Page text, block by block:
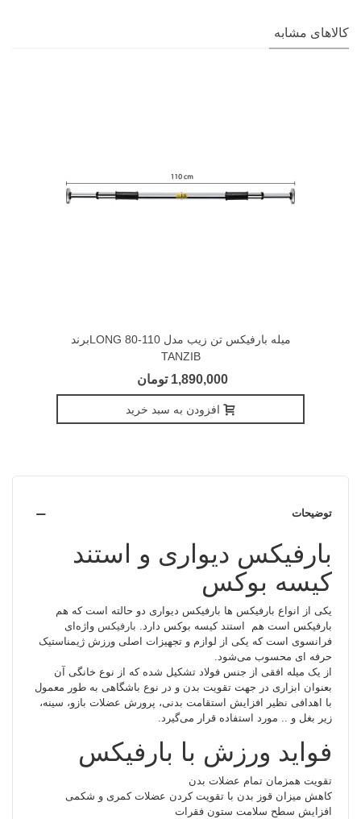
کالاهای مشابه
میله بارفیکس تن زیب مدل LONG 80-110برند
TANZIB
1,890,000 تومان
افزودن به سبد خرید
توضیحات
بارفیکس دیواری و استند
کیسه بوکس
یکی از انواع بارفیکس ها بارفیکس دیواری دو حالته است که هم
بارفیکس است هم استند کیسه بوکس دارد. بارفیکس واژه‌ای
فرانسوی است که یکی از لوازم و تجهیزات اصلی ورزش ژیمناستیک
حرفه ای محسوب می‌شود.
از یک میله افقی از جنس فولاد تشکیل شده که از نوع خانگی آن
بعنوان ابزاری در جهت تقویت بدن و در نوع باشگاهی به طور معمول
با اهدافی نظیر افزایش استقامت بدنی، پرورش عضلات بازو، سینه،
زیر بغل و .. مورد استفاده قرار می‌گیرد.
فواید ورزش با بارفیکس
تقویت همزمان تمام عضلات بدن
کاهش میزان قوز بدن با تقویت کردن عضلات کمری و شکمی
افزایش سطح سلامت ستون فقرات